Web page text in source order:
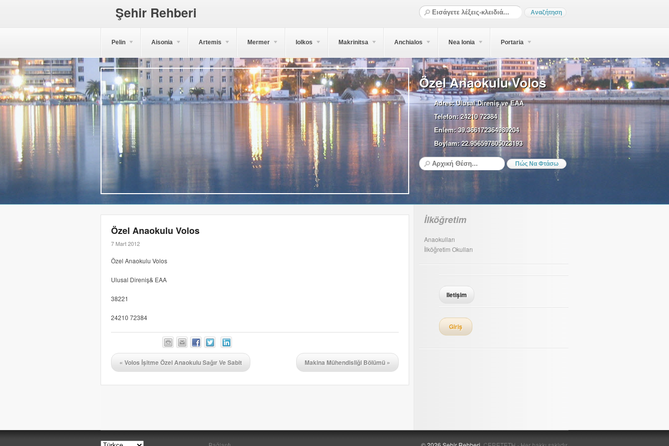
Şehir Rehberi
Pelin Aisonia Artemis Mermer Iolkos Makrinitsa Anchialos Nea Ionia Portaria
Özel Anaokulu Volos
Adres:Ulusal Direniş ve EAA
Telefon:24210 72384
Enlem:39.366172364989204
Boylam:22.956597805023193
Özel Anaokulu Volos
7 Mart 2012
Özel Anaokulu Volos
Ulusal Direniş& EAA
38221
24210 72384
« Volos İşitme Özel Anaokulu Sağır Ve Sabit Makina Mühendisliği Bölümü »
İlköğretim
Anaokulları
İlköğretim Okulları
Iletişim
Giriş